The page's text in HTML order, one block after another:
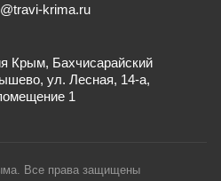
krima.ru
Крым, Бахчисарайский
ул. Лесная, 14-а,
1
Все права защищены